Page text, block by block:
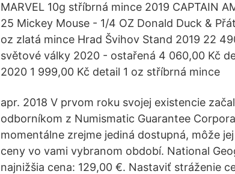
MARVEL 10g stříbrná mince 2019 CAPTAIN
25 Mickey Mouse - 1/4 OZ Donald Duck &
oz zlatá mince Hrad Švihov Stand 2019 22
světové války 2020 - ostařená 4 060,00 Kč
2020 1 999,00 Kč detail 1 oz stříbrná mince
apr. 2018 V prvom roku svojej existencie
odborníkom z Numismatic Guarantee
momentálne zrejme jediná dostupná, môže
ceny vo vami vybranom období. National
najnižšia cena: 129,00 €. Nastaviť stráženie